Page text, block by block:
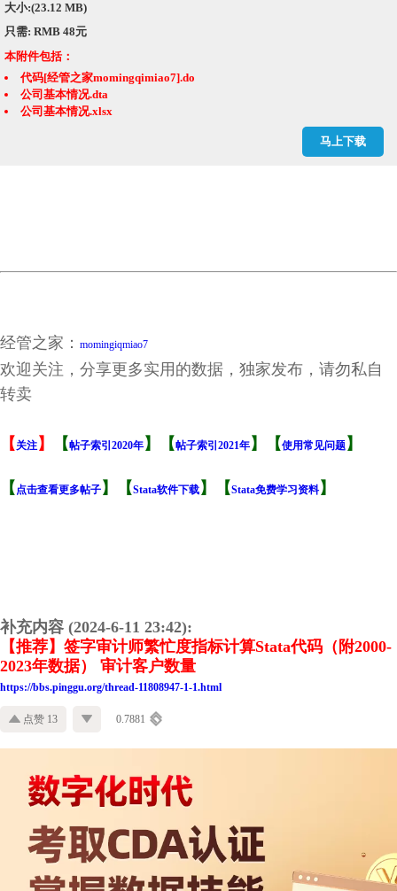
大小:(23.12 MB)
只需: RMB 48元
马上下载
本附件包括：
代码[经管之家momingqimiao7].do
公司基本情况.dta
公司基本情况.xlsx
经管之家： momingiqmiao7
欢迎关注，分享更多实用的数据，独家发布，请勿私自
转卖
【 关注 】 【帖子索引2020年 】【帖子索引2021年 】【使用常见问题 】
【 点击查看更多帖子 】【Stata软件下载 】【Stata免费学习资料 】
补充内容 (2024-6-11 23:42):
【推荐】签字审计师繁忙度指标计算Stata代码（附2000-
2023年数据） 审计客户数量
https://bbs.pinggu.org/thread-11808947-1-1.html
点赞 13 0.7881